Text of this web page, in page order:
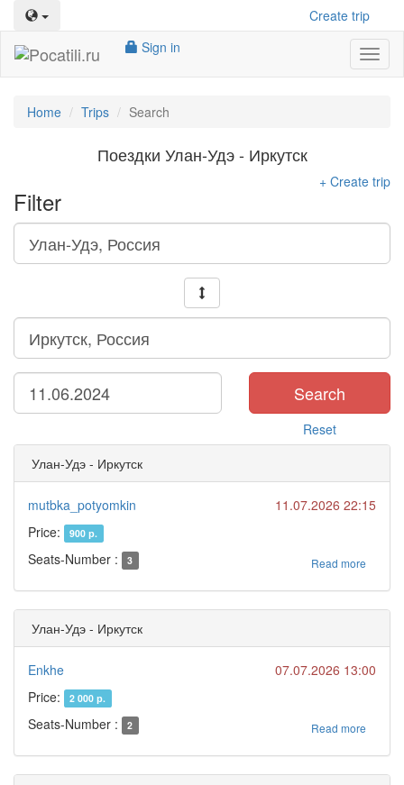
Create trip
Sign in
Home Trips Search
Поездки Улан-Удэ - Иркутск
Filter
+ Create trip
Search
Reset
Улан-Удэ - Иркутск
mutbka_potyomkin
11.07.2026 22:15
Price:
900 р.
Seats-Number : 3 Read more
Улан-Удэ - Иркутск
Enkhe
07.07.2026 13:00
Price:
2 000 р.
Seats-Number : 2 Read more